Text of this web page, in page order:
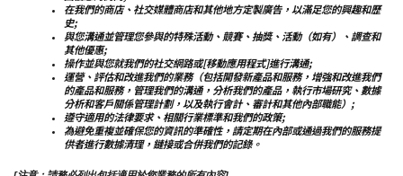
在我們的商店、社交媒體商店和其他地方定製廣告，以滿足您的興趣和歷
史;
與您溝通並管理您參與的特殊活動、競賽、抽獎、活動（如有）、調查和
其他優惠;
操作並與您就我們的社交網路或[移動應用程式]進行溝通;
運營、評估和改進我們的業務（包括開發新產品和服務，增強和改進我們
的產品和服務，管理我們的溝通，分析我們的產品，執行市場研究、數據
分析和客戶關係管理計劃，以及執行會計、審計和其他內部職能）;
遵守適用的法律要求、相關行業標準和我們的政策;
為避免重複並確保您的資訊的準確性，請定期在內部或通過我們的服務提
供者進行數據清理，鏈接或合併我們的記錄。